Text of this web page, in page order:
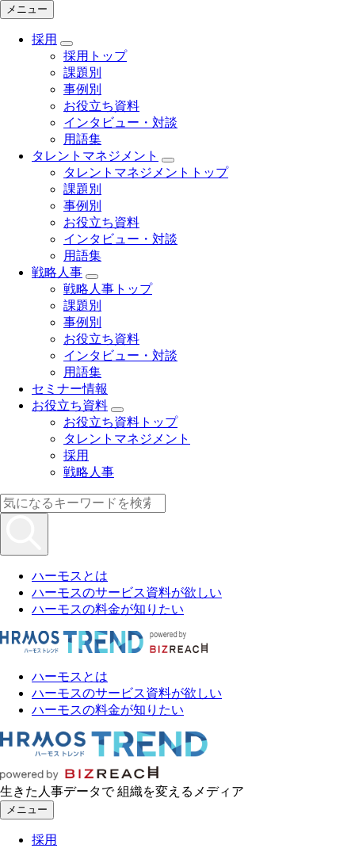
メニュー
採用
採用トップ
課題別
事例別
お役立ち資料
インタビュー・対談
用語集
タレントマネジメント
タレントマネジメントトップ
課題別
事例別
お役立ち資料
インタビュー・対談
用語集
戦略人事
戦略人事トップ
課題別
事例別
お役立ち資料
インタビュー・対談
用語集
セミナー情報
お役立ち資料
お役立ち資料トップ
タレントマネジメント
採用
戦略人事
ハーモスとは
ハーモスのサービス資料が欲しい
ハーモスの料金が知りたい
ハーモスとは
ハーモスのサービス資料が欲しい
ハーモスの料金が知りたい
生きた人事データで 組織を変えるメディア
メニュー
採用